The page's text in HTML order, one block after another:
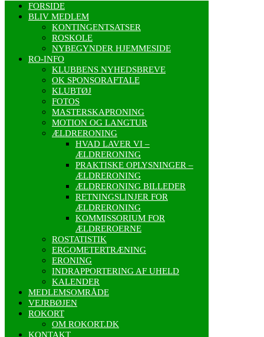
FORSIDE
BLIV MEDLEM
KONTINGENTSATSER
ROSKOLE
NYBEGYNDER HJEMMESIDE
RO-INFO
KLUBBENS NYHEDSBREVE
OK SPONSORAFTALE
KLUBTØJ
FOTOS
MASTERSKAPRONING
MOTION OG LANGTUR
ÆLDRERONING
HVAD LAVER VI –
ÆLDRERONING
PRAKTISKE OPLYSNINGER –
ÆLDRERONING
ÆLDRERONING BILLEDER
RETNINGSLINJER FOR
ÆLDRERONING
KOMMISSORIUM FOR
ÆLDREROERNE
ROSTATISTIK
ERGOMETERTRÆNING
ERONING
INDRAPPORTERING AF UHELD
KALENDER
MEDLEMSOMRÅDE
VEJRBØJEN
ROKORT
OM ROKORT.DK
KONTAKT